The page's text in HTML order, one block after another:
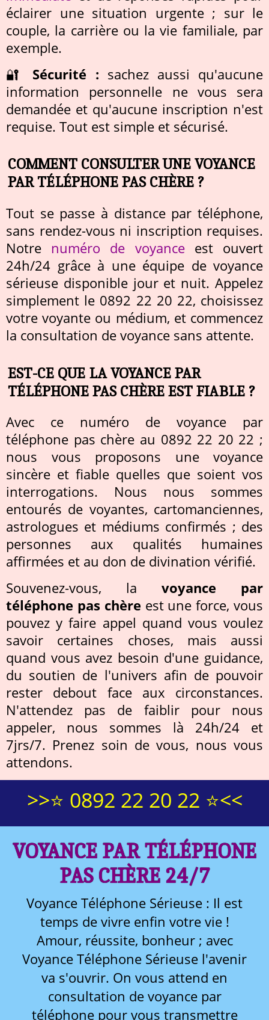
éclairer une situation urgente ; sur le
couple, la carrière ou la vie familiale, par
exemple.
🔐 Sécurité : sachez aussi qu'aucune
information personnelle ne vous sera
demandée et qu'aucune inscription n'est
requise. Tout est simple et sécurisé.
COMMENT CONSULTER UNE VOYANCE
PAR TÉLÉPHONE PAS CHÈRE ?
Tout se passe à distance par téléphone,
sans rendez-vous ni inscription requises.
Notre numéro de voyanceest ouvert
24h/24 grâce à une équipe de voyance
sérieuse disponible jour et nuit. Appelez
simplement le 0892 22 20 22, choisissez
votre voyante ou médium, et commencez
la consultation de voyance sans attente.
EST-CE QUE LA VOYANCE PAR
TÉLÉPHONE PAS CHÈRE EST FIABLE ?
Avec ce numéro de voyance par
téléphone pas chère au 0892 22 20 22 ;
nous vous proposons une voyance
sincère et fiable quelles que soient vos
interrogations. Nous nous sommes
entourés de voyantes, cartomanciennes,
astrologues et médiums confirmés ; des
personnes aux qualités humaines
affirmées et au don de divination vérifié.
Souvenez-vous, la voyance par
téléphone pas chère est une force, vous
pouvez y faire appel quand vous voulez
savoir certaines choses, mais aussi
quand vous avez besoin d'une guidance,
du soutien de l'univers afin de pouvoir
rester debout face aux circonstances.
N'attendez pas de faiblir pour nous
appeler, nous sommes là 24h/24 et
7jrs/7. Prenez soin de vous, nous vous
attendons.
>>⭐ 0892 22 20 22 ⭐<<
VOYANCE PAR TÉLÉPHONE
PAS CHÈRE 24/7
Voyance Téléphone Sérieuse : Il est
temps de vivre enfin votre vie !
Amour, réussite, bonheur ; avec
Voyance Téléphone Sérieuse l'avenir
va s'ouvrir. On vous attend en
consultation de voyance par
téléphone pour vous transmettre